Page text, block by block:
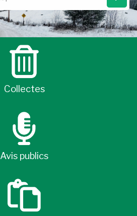
Collectes
Avis publics